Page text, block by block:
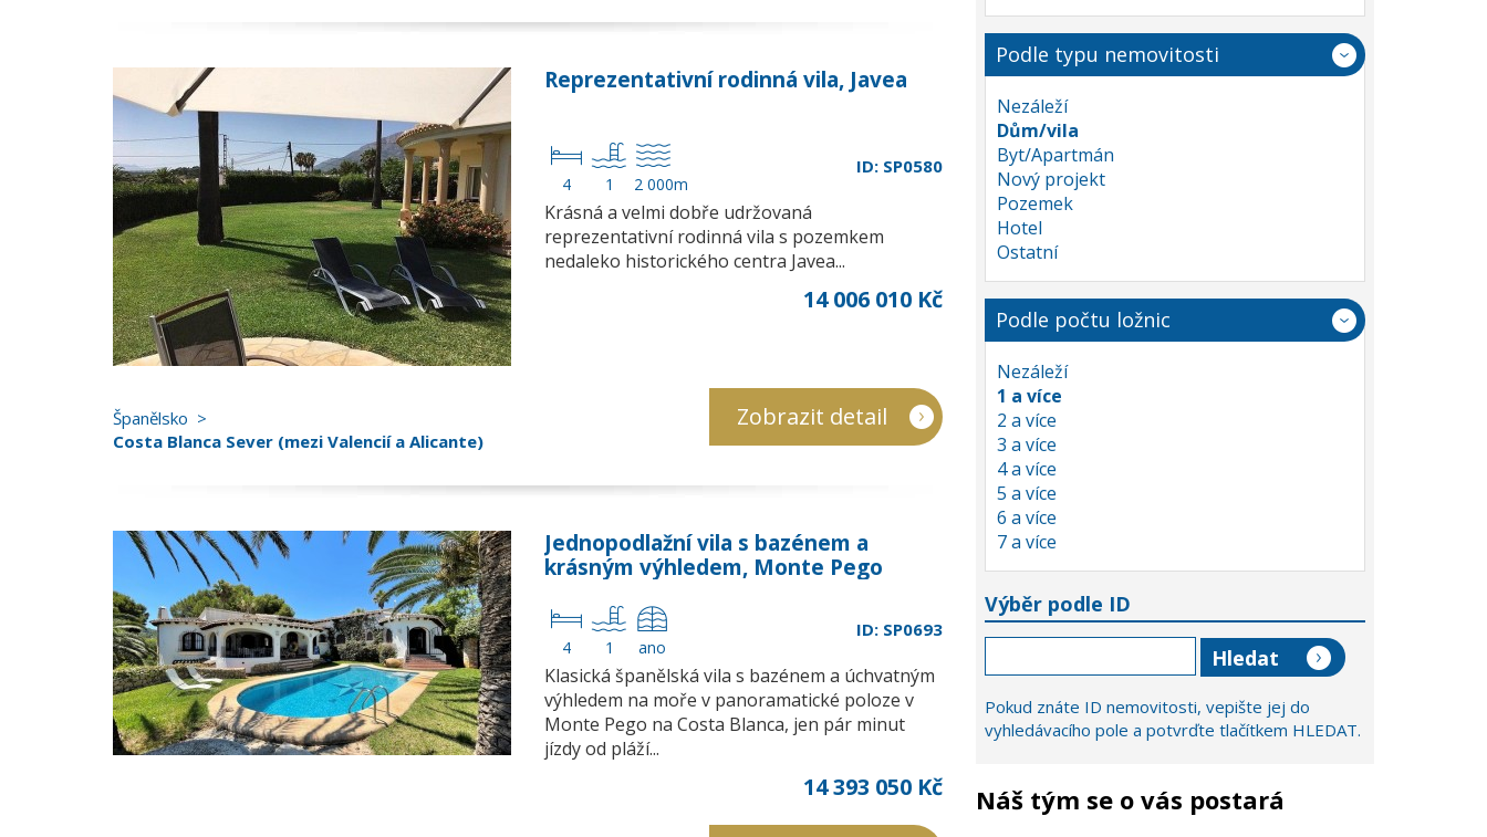
Reprezentativní rodinná vila, Javea
4 1 2 000m
ID: SP0580
Krásná a velmi dobře udržovaná
reprezentativní rodinná vila s pozemkem
nedaleko historického centra Javea...
14 006 010 Kč
Španělsko
Costa Blanca Sever (mezi Valencií a Alicante)
Zobrazit detail
Jednopodlažní vila s bazénem a
krásným výhledem, Monte Pego
4 1 ano
ID: SP0693
Klasická španělská vila s bazénem a úchvatným
výhledem na moře v panoramatické poloze v
Monte Pego na Costa Blanca, jen pár minut
jízdy od pláží...
14 393 050 Kč
Podle typu nemovitosti
Nezáleží
Dům/vila
Byt/Apartmán
Nový projekt
Pozemek
Hotel
Ostatní
Podle počtu ložnic
Nezáleží
1 a více
2 a více
3 a více
4 a více
5 a více
6 a více
7 a více
Výběr podle ID
Pokud znáte ID nemovitosti, vepište jej do
vyhledávacího pole a potvrďte tlačítkem HLEDAT.
Náš tým se o vás postará